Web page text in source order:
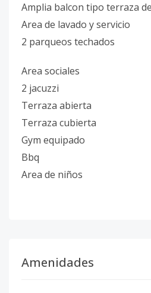
Amplia balcon tipo terraza
Area de lavado y servicio
2 parqueos techados
Area sociales
2 jacuzzi
Terraza abierta
Terraza cubierta
Gym equipado
Bbq
Area de niños
Amenidades